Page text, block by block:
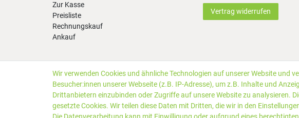
Zur Kasse
Preisliste
Rechnungskauf
Ankauf
Vertrag widerrufen
*Alle Preise inkl. gesetzlicher MwSt. zzgl. Versandkosten
Kundenbewertungen von Trusted Shops:4.99bei25 Bewertungen
Wir verwenden Cookies und ähnliche Technologien auf unserer Website und
Besucher:innen unserer Webseite (z.B. IP-Adresse), um z.B. Inhalte und
Drittanbietern einzubinden oder Zugriffe auf unsere Website zu analysieren.
gesetzte Cookies. Wir teilen diese Daten mit Dritten, die wir in den